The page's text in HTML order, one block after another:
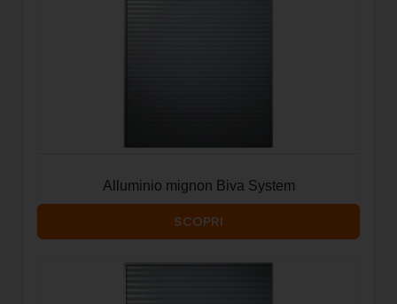
Alluminio mignon Biva System
SCOPRI